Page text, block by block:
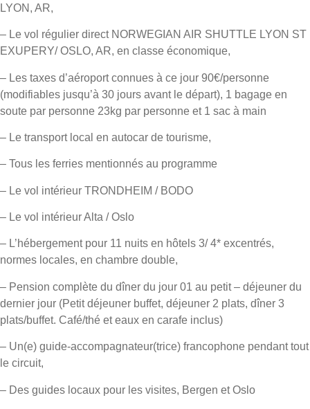
LYON, AR,
– Le vol régulier direct NORWEGIAN AIR SHUTTLE LYON ST
EXUPERY/ OSLO, AR, en classe économique,
– Les taxes d’aéroport connues à ce jour 90€/personne
(modifiables jusqu’à 30 jours avant le départ), 1 bagage en
soute par personne 23kg par personne et 1 sac à main
– Le transport local en autocar de tourisme,
– Tous les ferries mentionnés au programme
– Le vol intérieur TRONDHEIM / BODO
– Le vol intérieur Alta / Oslo
– L’hébergement pour 11 nuits en hôtels 3/ 4* excentrés,
normes locales, en chambre double,
– Pension complète du dîner du jour 01 au petit – déjeuner du
dernier jour (Petit déjeuner buffet, déjeuner 2 plats, dîner 3
plats/buffet. Café/thé et eaux en carafe inclus)
– Un(e) guide-accompagnateur(trice) francophone pendant tout
le circuit,
– Des guides locaux pour les visites, Bergen et Oslo